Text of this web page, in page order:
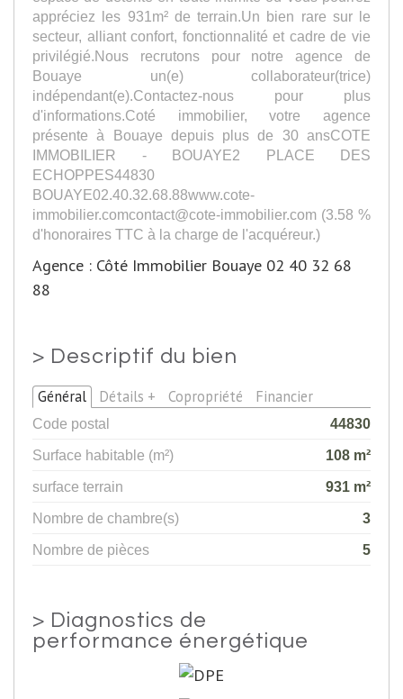
appréciez les 931m² de terrain.Un bien rare sur le
secteur, alliant confort, fonctionnalité et cadre de vie
privilégié.Nous recrutons pour notre agence de
Bouaye un(e) collaborateur(trice)
indépendant(e).Contactez-nous pour plus
d'informations.Coté immobilier, votre agence
présente à Bouaye depuis plus de 30 ansCOTE
IMMOBILIER - BOUAYE2 PLACE DES
ECHOPPES44830
BOUAYE02.40.32.68.88www.cote-
immobilier.comcontact@cote-immobilier.com (3.58 %
d'honoraires TTC à la charge de l'acquéreur.)
Agence : Côté Immobilier Bouaye 02 40 32 68
88
> Descriptif du bien
Général Détails + Copropriété Financier
Code postal
44830
Surface habitable (m²)
108 m²
surface terrain
931 m²
Nombre de chambre(s)
3
Nombre de pièces
5
> Diagnostics de
performance énergétique